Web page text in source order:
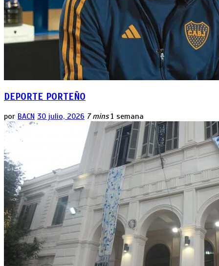
DEPORTE PORTEÑO
por BACN 30 julio, 2026 7 mins 1 semana